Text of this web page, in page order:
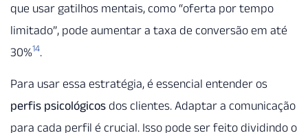
que usar gatilhos mentais, como “oferta por tempo
limitado”, pode aumentar a taxa de conversão em até
30%14.
Para usar essa estratégia, é essencial entender os
perfis psicológicos dos clientes. Adaptar a comunicação
para cada perfil é crucial. Isso pode ser feito dividindo o